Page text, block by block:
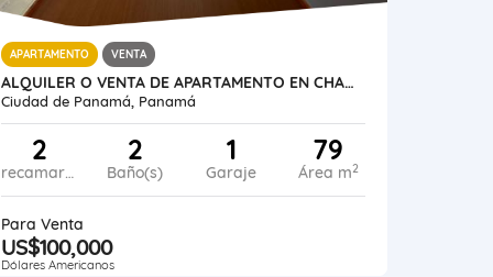
APARTAMENTO VENTA
ALQUILER O VENTA DE APARTAMENTO EN CHANIS PH PARK 24
Ciudad de Panamá, Panamá
2
recamaras
2
Baño(s)
1
Garaje
79
Área m2
Para Venta
US$100,000
Dólares Americanos